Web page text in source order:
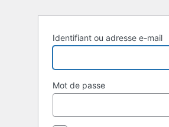
Identifiant ou adresse e-mail
Mot de passe